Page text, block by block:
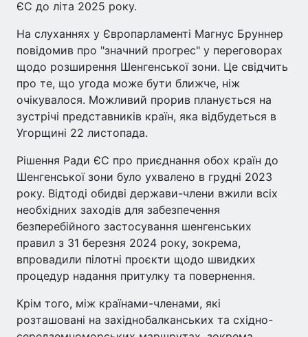
ЄС до літа 2025 року.
На слуханнях у Європарламенті Магнус Бруннер
повідомив про "значний прогрес" у переговорах
щодо розширення Шенгенської зони. Це свідчить
про те, що угода може бути ближче, ніж
очікувалося. Можливий прорив планується на
зустрічі представників країн, яка відбудеться в
Угорщині 22 листопада.
Рішення Ради ЄС про приєднання обох країн до
Шенгенської зони було ухвалено в грудні 2023
року. Відтоді обидві держави-члени вжили всіх
необхідних заходів для забезпечення
безперебійного застосування шенгенських
правил з 31 березня 2024 року, зокрема,
впровадили пілотні проєкти щодо швидких
процедур надання притулку та повернення.
Крім того, між країнами-членами, які
розташовані на західнобалканських та східно-